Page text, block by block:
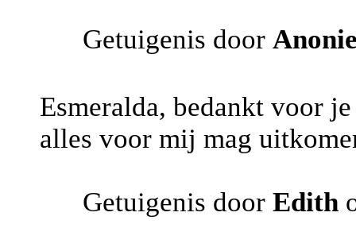
Getuigenis door
Esmeralda, bedankt voor
alles voor mij mag
Getuigenis door Edith